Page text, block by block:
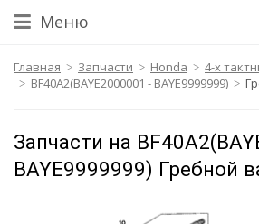
Меню
Главная Запчасти Honda 4-х
BF40A2(BAYE2000001 - BAYE9999999)
Запчасти на
BAYE9999999) Гребной